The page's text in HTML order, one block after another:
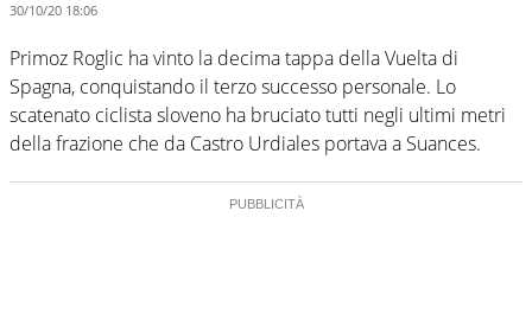
30/10/20 18:06
Primoz Roglic ha vinto la decima tappa della Vuelta di
Spagna, conquistando il terzo successo personale. Lo
scatenato ciclista sloveno ha bruciato tutti negli ultimi metri
della frazione che da Castro Urdiales portava a Suances.